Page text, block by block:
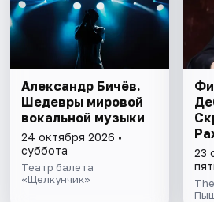
Александр Бичёв.
Шедевры мировой
вокальной музыки
24 октября 2026 •
суббота
Театр балета
«Щелкунчик»
23